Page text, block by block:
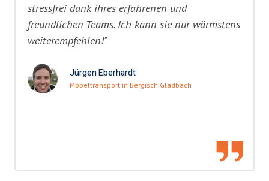
stressfrei dank ihres erfahrenen und
freundlichen Teams. Ich kann sie nur wärmstens
weiterempfehlen!"
Jürgen Eberhardt
Möbeltransport in Bergisch Gladbach